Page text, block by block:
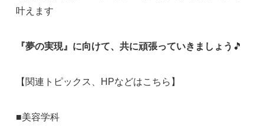
叶えます
『夢の実現』に向けて、共に頑張っていきましょう 🎵
【関連トピックス、HPなどはこちら】
■美容学科